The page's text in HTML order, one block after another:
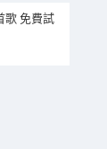
歌 免費試